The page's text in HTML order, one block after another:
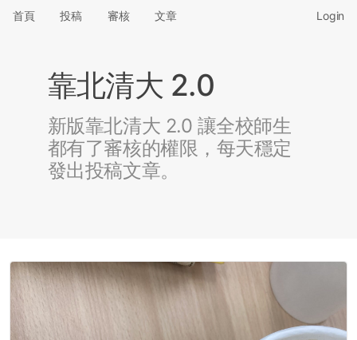
首頁 投稿 審核 文章 Login
靠北清大 2.0
新版靠北清大 2.0 讓全校師生
都有了審核的權限，每天穩定
發出投稿文章。